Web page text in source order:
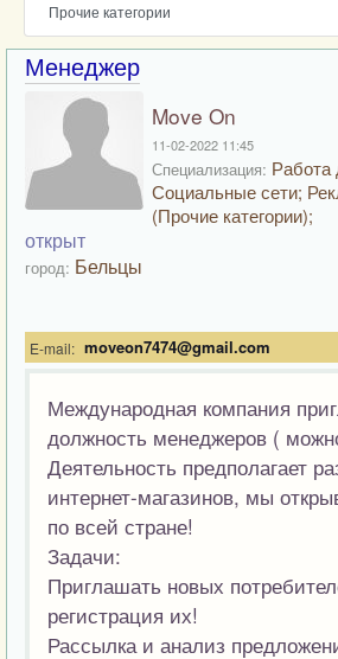
Прочие категории
Менеджер
Move On
11-02-2022 11:45
Специализация: Работа
Социальные сети;
(Прочие категории);
открыт
город: Бельцы
E-mail: moveon7474@gmail.com
Международная компания
должность менеджеров (
Деятельность предполагает
интернет-магазинов, мы
по всей стране!
Задачи:
Приглашать новых
регистрация их!
Рассылка и анализ